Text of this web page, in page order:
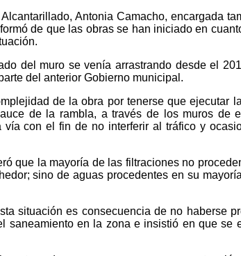
Antonia Camacho, encargada
de que las obras se han iniciado en
del muro se venía arrastrando desde el
del anterior Gobierno municipal.
de la obra por tenerse que ejecutar
de la rambla, a través de los muros de
vía con el fin de no interferir al tráfico y
que la mayoría de las filtraciones no
sino de aguas procedentes en su
situación es consecuencia de no haberse
saneamiento en la zona e insistió en que se